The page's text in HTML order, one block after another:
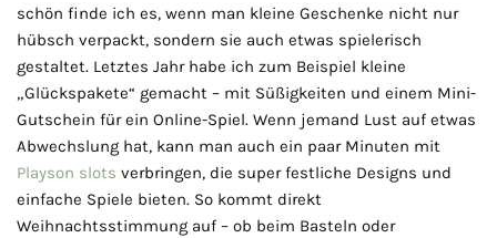
schön finde ich es, wenn man kleine Geschenke nicht nur
hübsch verpackt, sondern sie auch etwas spielerisch
gestaltet. Letztes Jahr habe ich zum Beispiel kleine
„Glückspakete“ gemacht – mit Süßigkeiten und einem Mini-
Gutschein für ein Online-Spiel. Wenn jemand Lust auf etwas
Abwechslung hat, kann man auch ein paar Minuten mit
Playson slots verbringen, die super festliche Designs und
einfache Spiele bieten. So kommt direkt
Weihnachtsstimmung auf – ob beim Basteln oder